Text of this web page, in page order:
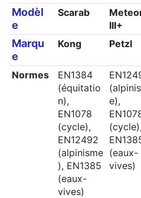
Modèl
e
Scarab
III+
Marqu
e
Kong Petzl
Normes
EN1384
(équitatio
n),
EN1078
(cycle),
EN12492
(alpinisme
), EN1385
(eaux-
vives)
e),
(cycle),
(eaux-
vives)